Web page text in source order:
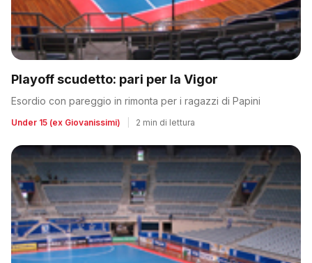
Playoff scudetto: pari per la Vigor
Esordio con pareggio in rimonta per i ragazzi di Papini
Under 15 (ex Giovanissimi) 2 min di lettura